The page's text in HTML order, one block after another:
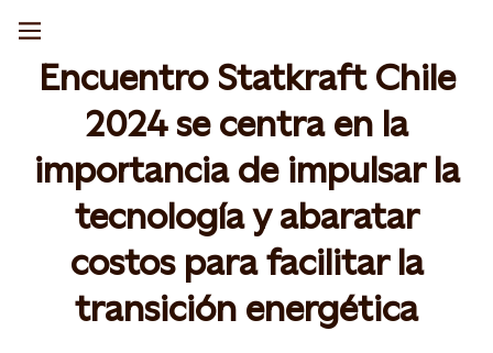
Encuentro Statkraft Chile
2024 se centra en la
importancia de impulsar la
tecnología y abaratar
costos para facilitar la
transición energética